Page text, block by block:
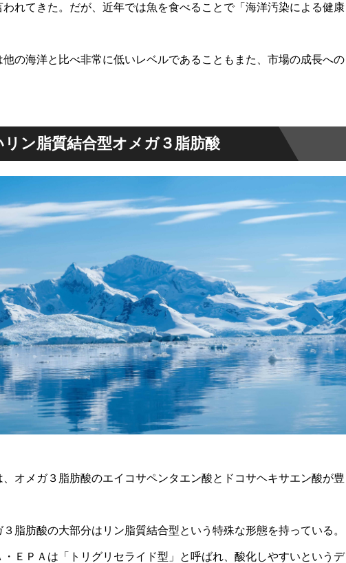
れてきた。だが、近年では魚を食べることで「海洋汚染による健康
の海洋と比べ非常に低いレベルであることもまた、市場の成長への
ン脂質結合型オメガ３脂肪酸
オメガ３脂肪酸のエイコサペンタエン酸とドコサヘキサエン酸が豊
脂肪酸の大部分はリン脂質結合型という特殊な形態を持っている。
ＥＰＡは「トリグリセライド型」と呼ばれ、酸化しやすいというデ